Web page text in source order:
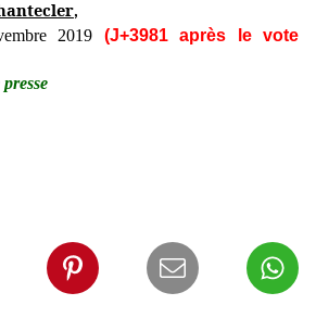
,
2019
(J+3981 après le vote